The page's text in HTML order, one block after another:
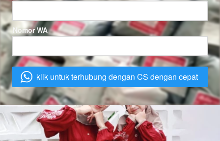
Nomor WA
` klik untuk terhubung dengan CS dengan cepat